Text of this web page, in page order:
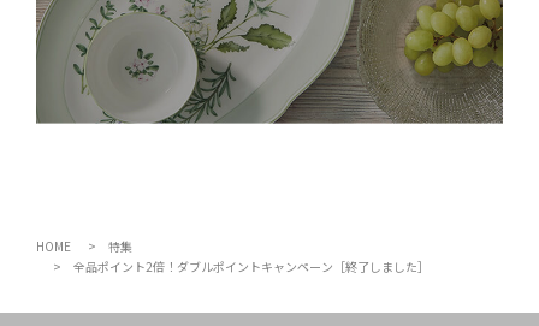
HOME
特集
全品ポイント2倍！ダブルポイントキャンペーン［終了しました］